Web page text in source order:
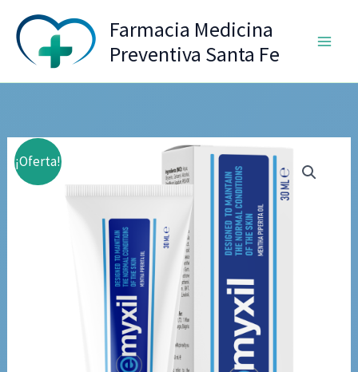
contenido
Farmacia Medicina
Preventiva Santa Fe
¡Oferta!